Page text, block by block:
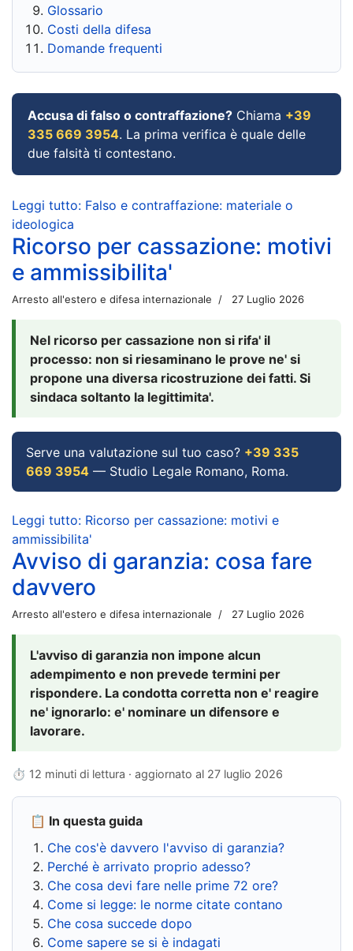
Glossario
Costi della difesa
Domande frequenti
Accusa di falso o contraffazione? Chiama +39
335 669 3954. La prima verifica è quale delle
due falsità ti contestano.
Leggi tutto: Falso e contraffazione: materiale o
ideologica
Ricorso per cassazione: motivi
e ammissibilita'
Arresto all'estero e difesa internazionale 27 Luglio 2026
Nel ricorso per cassazione non si rifa' il
processo: non si riesaminano le prove ne' si
propone una diversa ricostruzione dei fatti. Si
sindaca soltanto la legittimita'.
Serve una valutazione sul tuo caso? +39 335
669 3954 — Studio Legale Romano, Roma.
Leggi tutto: Ricorso per cassazione: motivi e
ammissibilita'
Avviso di garanzia: cosa fare
davvero
Arresto all'estero e difesa internazionale 27 Luglio 2026
L'avviso di garanzia non impone alcun
adempimento e non prevede termini per
rispondere. La condotta corretta non e' reagire
ne' ignorarlo: e' nominare un difensore e
lavorare.
⏱ 12 minuti di lettura · aggiornato al 27 luglio 2026
📋 In questa guida
Che cos'è davvero l'avviso di garanzia?
Perché è arrivato proprio adesso?
Che cosa devi fare nelle prime 72 ore?
Come si legge: le norme citate contano
Che cosa succede dopo
Come sapere se si è indagati